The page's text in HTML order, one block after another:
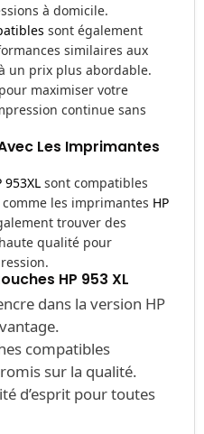
à domicile.
sont également
similaires aux
un prix plus abordable.
maximiser votre
continue sans
Les Imprimantes
953XL sont compatibles
les imprimantes HP
trouver des
qualité pour
HP 953 XL
dans la version HP
compatibles
sur la qualité.
d’esprit pour toutes